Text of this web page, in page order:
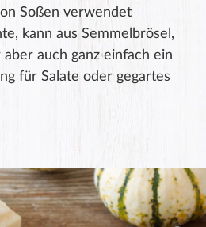
Soßen verwendet
kann aus Semmelbrösel,
auch ganz einfach ein
für Salate oder gegartes